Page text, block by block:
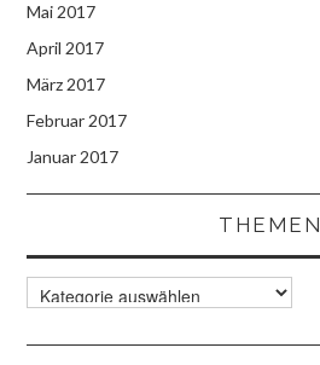
Mai 2017
April 2017
März 2017
Februar 2017
Januar 2017
THEMEN
Themen